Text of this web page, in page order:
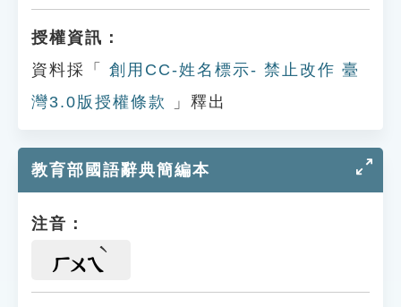
授權資訊：
資料採「
創用CC-姓名標示- 禁止改作 臺
灣3.0版授權條款
」釋出
教育部國語辭典簡編本
注音：
ㄏㄨㄟ